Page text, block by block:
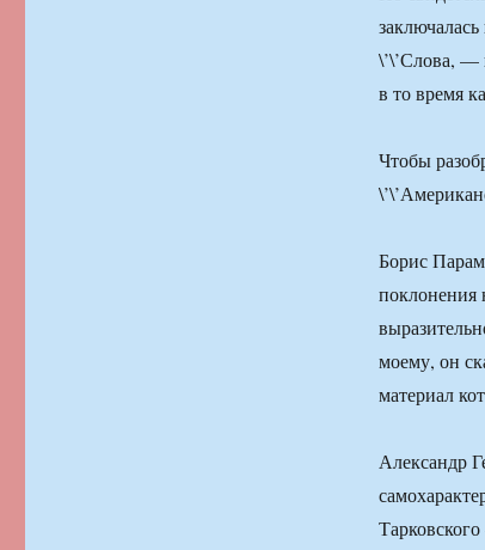
\’\’Слова, —
в то время
Чтобы
Борис
поклонения
моему, он
материал
Александр